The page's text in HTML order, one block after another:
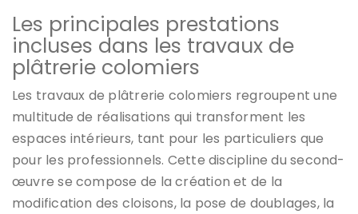
Les principales prestations
incluses dans les travaux de
plâtrerie colomiers
Les travaux de plâtrerie colomiers regroupent une
multitude de réalisations qui transforment les
espaces intérieurs, tant pour les particuliers que
pour les professionnels. Cette discipline du second-
œuvre se compose de la création et de la
modification des cloisons, la pose de doublages, la